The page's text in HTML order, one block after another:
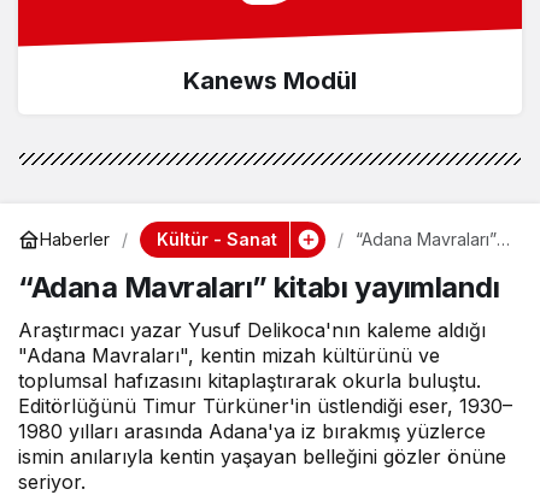
Kanews Modül
Haberler Kültür - Sanat
“Adana Mavraları”
“Adana Mavraları” kitabı yayımlandı
Araştırmacı yazar Yusuf Delikoca'nın kaleme aldığı
"Adana Mavraları", kentin mizah kültürünü ve
toplumsal hafızasını kitaplaştırarak okurla buluştu.
Editörlüğünü Timur Türküner'in üstlendiği eser, 1930–
1980 yılları arasında Adana'ya iz bırakmış yüzlerce
ismin anılarıyla kentin yaşayan belleğini gözler önüne
seriyor.